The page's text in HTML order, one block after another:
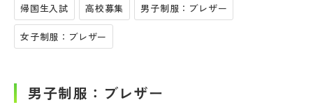
帰国生入試 高校募集 男子制服：ブレザー
女子制服：ブレザー
男子制服：ブレザー